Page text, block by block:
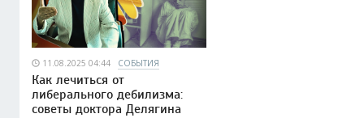
11.08.2025 04:44 СОБЫТИЯ
Как лечиться от
либерального дебилизма:
советы доктора Делягина